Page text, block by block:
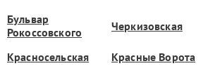
Бульвар
Рокоссовского
Черкизовская
Красносельская
Красные Ворота